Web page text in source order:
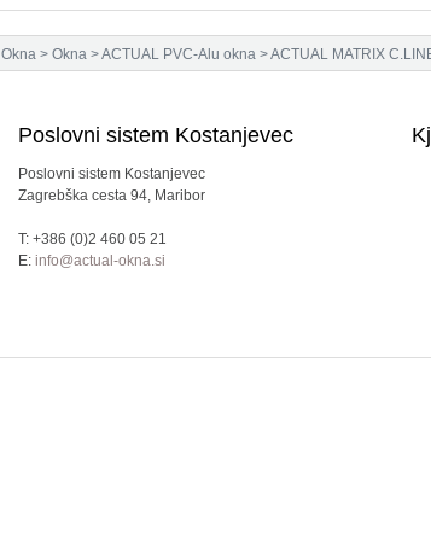
Okna > Okna >ACTUAL PVC-Alu okna >ACTUAL MATRIX
Poslovni sistem Kostanjevec
Poslovni sistem Kostanjevec
Zagrebška cesta 94, Maribor
T: +386 (0)2 460 05 21
E: info@actual-okna.si